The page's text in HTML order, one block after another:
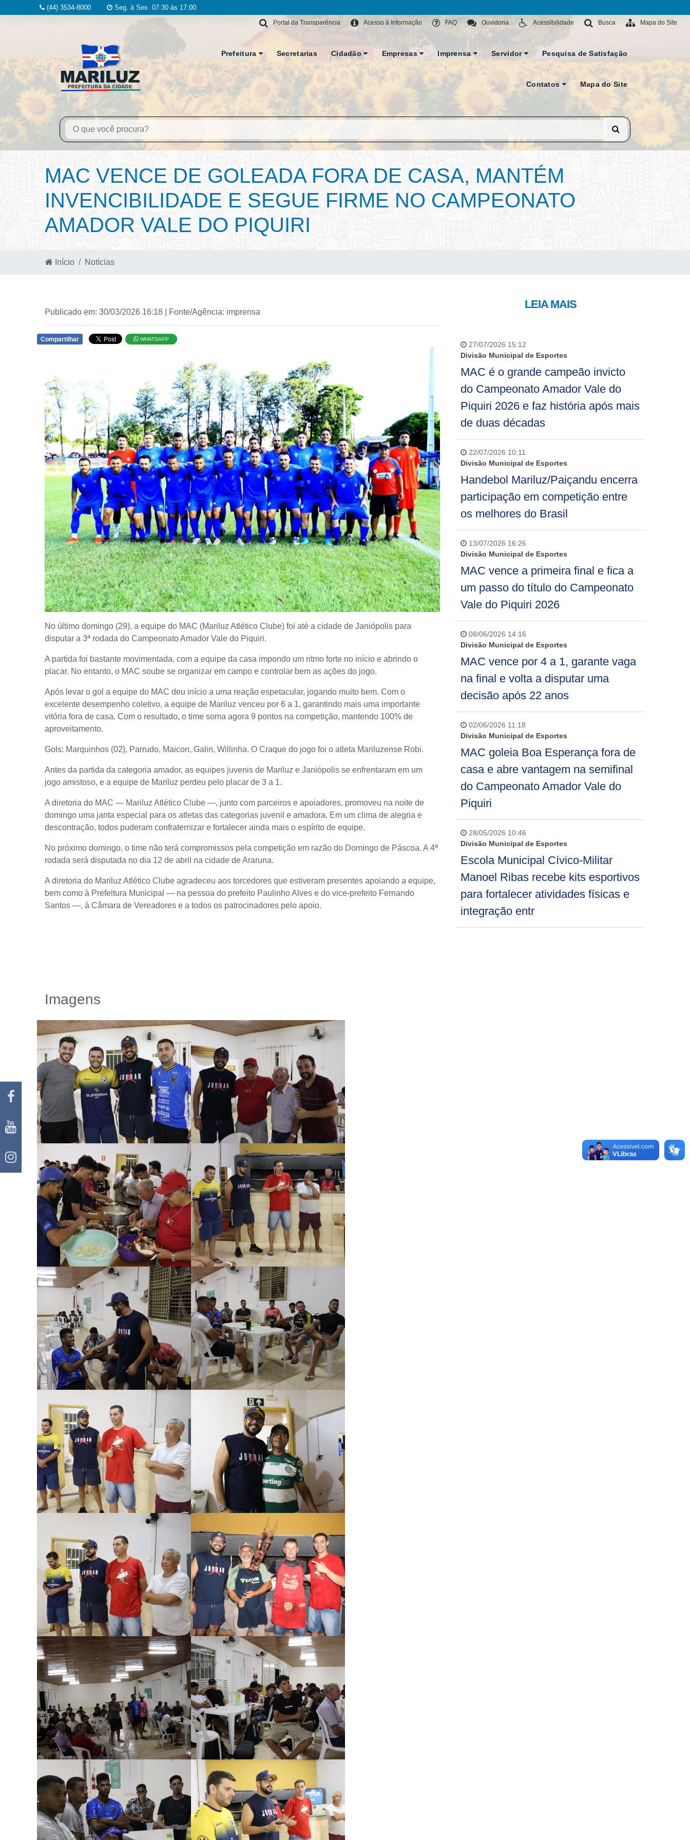
(44) 3534-8000 Seg. à Sex. 07:30 às 17:00
Mapa do Site
Busca
Acessibilidade
Ouvidoria
FAQ
Acesso à Informação
Portal da Transparência
Prefeitura Secretarias Cidadão Empresas Imprensa Servidor Pesquisa de Satisfação
Contatos Mapa do Site
MAC VENCE DE GOLEADA FORA DE CASA, MANTÉM
INVENCIBILIDADE E SEGUE FIRME NO CAMPEONATO
AMADOR VALE DO PIQUIRI
Início Notícias
Publicado em: 30/03/2026 16:18 | Fonte/Agência: imprensa
Compartilhar WHATSAPP
No último domingo (29), a equipe do MAC (Mariluz Atlético Clube) foi até a cidade de Janiópolis para
disputar a 3ª rodada do Campeonato Amador Vale do Piquiri.
A partida foi bastante movimentada, com a equipe da casa impondo um ritmo forte no início e abrindo o
placar. No entanto, o MAC soube se organizar em campo e controlar bem as ações do jogo.
Após levar o gol a equipe do MAC deu início a uma reação espetacular, jogando muito bem. Com o
excelente desempenho coletivo, a equipe de Mariluz venceu por 6 a 1, garantindo mais uma importante
vitória fora de casa. Com o resultado, o time soma agora 9 pontos na competição, mantendo 100% de
aproveitamento.
Gols: Marquinhos (02), Parrudo, Maicon, Galin, Willinha. O Craque do jogo foi o atleta Mariluzense Robi.
Antes da partida da categoria amador, as equipes juvenis de Mariluz e Janiópolis se enfrentaram em um
jogo amistoso, e a equipe de Mariluz perdeu pelo placar de 3 a 1.
A diretoria do MAC — Mariluz Atlético Clube —, junto com parceiros e apoiadores, promoveu na noite de
domingo uma janta especial para os atletas das categorias juvenil e amadora. Em um clima de alegria e
descontração, todos puderam confraternizar e fortalecer ainda mais o espírito de equipe.
No próximo domingo, o time não terá compromissos pela competição em razão do Domingo de Páscoa. A 4ª
rodada será disputada no dia 12 de abril na cidade de Araruna.
A diretoria do Mariluz Atlético Clube agradeceu aos torcedores que estiveram presentes apoiando a equipe,
bem como à Prefeitura Municipal — na pessoa do prefeito Paulinho Alves e do vice-prefeito Fernando
Santos —, à Câmara de Vereadores e a todos os patrocinadores pelo apoio.
Imagens
LEIA MAIS
27/07/2026 15:12
Divisão Municipal de Esportes
MAC é o grande campeão invicto
do Campeonato Amador Vale do
Piquiri 2026 e faz história após mais
de duas décadas
22/07/2026 10:11
Divisão Municipal de Esportes
Handebol Mariluz/Paiçandu encerra
participação em competição entre
os melhores do Brasil
13/07/2026 16:26
Divisão Municipal de Esportes
MAC vence a primeira final e fica a
um passo do título do Campeonato
Vale do Piquiri 2026
08/06/2026 14:16
Divisão Municipal de Esportes
MAC vence por 4 a 1, garante vaga
na final e volta a disputar uma
decisão após 22 anos
02/06/2026 11:18
Divisão Municipal de Esportes
MAC goleia Boa Esperança fora de
casa e abre vantagem na semifinal
do Campeonato Amador Vale do
Piquiri
28/05/2026 10:46
Divisão Municipal de Esportes
Escola Municipal Cívico-Militar
Manoel Ribas recebe kits esportivos
para fortalecer atividades físicas e
integração entr